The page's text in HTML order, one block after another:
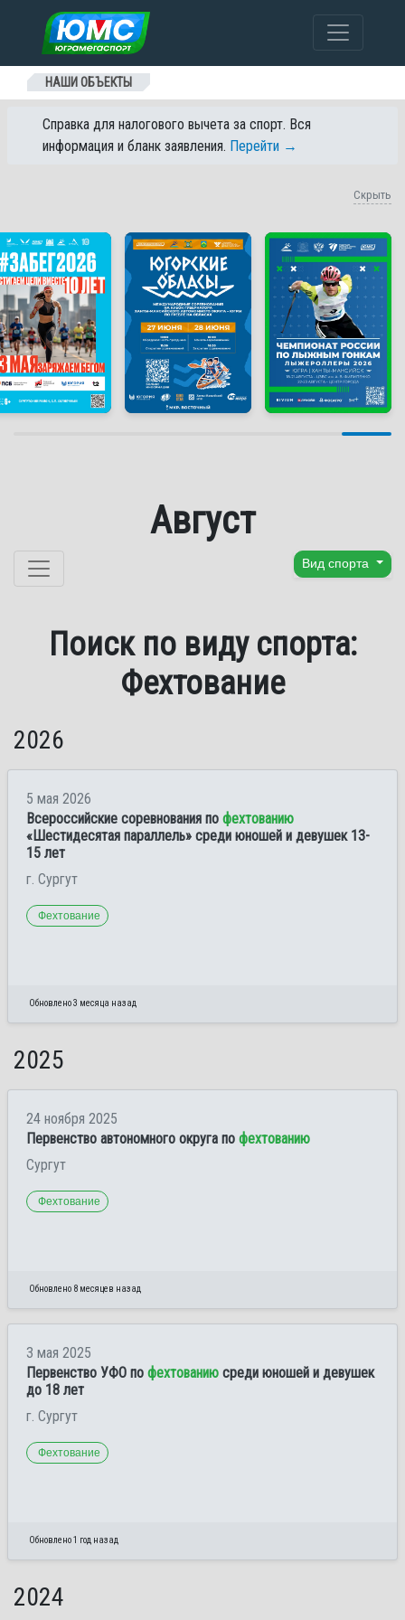
Перейти к содержанию
НАШИ ОБЪЕКТЫ
Справка для налогового вычета за спорт. Вся
информация и бланк заявления. Перейти →
Скрыть
Август
Перейти к содержанию Вид спорта
Поиск по виду спорта:
Фехтование
2026
5 мая 2026
Всероссийские соревнования по фехтованию
«Шестидесятая параллель» среди юношей и девушек 13-
15 лет
г. Сургут
Фехтование
Обновлено 3 месяца назад
2025
24 ноября 2025
Первенство автономного округа по фехтованию
Сургут
Фехтование
Обновлено 8 месяцев назад
3 мая 2025
Первенство УФО по фехтованию среди юношей и девушек
до 18 лет
г. Сургут
Фехтование
Обновлено 1 год назад
2024